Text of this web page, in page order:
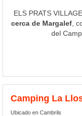
ELS PRATS
cerca de Margalef ,
del
Camping La
Ubicado en Cambrils